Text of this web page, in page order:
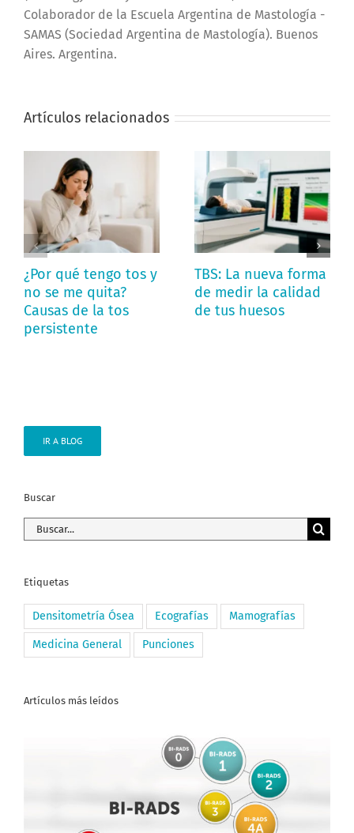
Colaborador de la Escuela Argentina de Mastología -
SAMAS (Sociedad Argentina de Mastología). Buenos
Aires. Argentina.
Artículos relacionados
¿Por qué tengo tos y
no se me quita?
Causas de la tos
persistente
TBS: La nueva forma
de medir la calidad
de tus huesos
IR A BLOG
Buscar
Buscar:
Etiquetas
Densitometría Ósea Ecografías Mamografías
Medicina General Punciones
Artículos más leídos